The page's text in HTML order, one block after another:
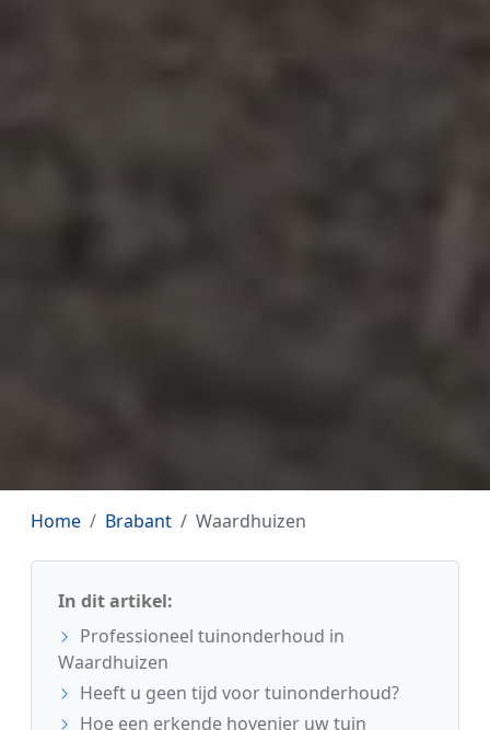
Home Brabant Waardhuizen
In dit artikel:
Professioneel tuinonderhoud in
Waardhuizen
Heeft u geen tijd voor tuinonderhoud?
Hoe een erkende hovenier uw tuin